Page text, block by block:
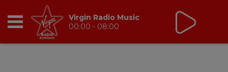
Virgin Radio Music
00:00 - 08:00